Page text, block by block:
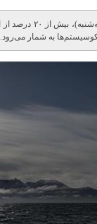
بر اساس مطالعات
به شمار می‌رود.